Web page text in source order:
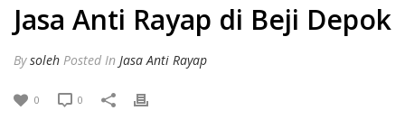
Jasa Anti Rayap di Beji Depok
Bysoleh Posted In Jasa Anti Rayap
0 0